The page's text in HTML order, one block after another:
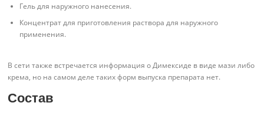
Гель для наружного нанесения.
Концентрат для приготовления раствора для наружного
применения.
В сети также встречается информация о Димексиде в виде мази либо
крема, но на самом деле таких форм выпуска препарата нет.
Состав